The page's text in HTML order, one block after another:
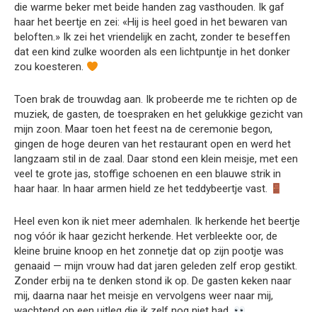
die warme beker met beide handen zag vasthouden. Ik gaf
haar het beertje en zei: «Hij is heel goed in het bewaren van
beloften.» Ik zei het vriendelijk en zacht, zonder te beseffen
dat een kind zulke woorden als een lichtpuntje in het donker
zou koesteren.
Toen brak de trouwdag aan. Ik probeerde me te richten op de
muziek, de gasten, de toespraken en het gelukkige gezicht van
mijn zoon. Maar toen het feest na de ceremonie begon,
gingen de hoge deuren van het restaurant open en werd het
langzaam stil in de zaal. Daar stond een klein meisje, met een
veel te grote jas, stoffige schoenen en een blauwe strik in
haar haar. In haar armen hield ze het teddybeertje vast.
Heel even kon ik niet meer ademhalen. Ik herkende het beertje
nog vóór ik haar gezicht herkende. Het verbleekte oor, de
kleine bruine knoop en het zonnetje dat op zijn pootje was
genaaid — mijn vrouw had dat jaren geleden zelf erop gestikt.
Zonder erbij na te denken stond ik op. De gasten keken naar
mij, daarna naar het meisje en vervolgens weer naar mij,